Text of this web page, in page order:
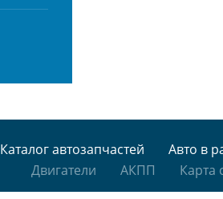
Каталог автозапчастей
Авто в
Двигатели
АКПП Карта